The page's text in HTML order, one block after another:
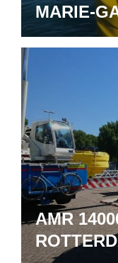
MARIE-
AMR